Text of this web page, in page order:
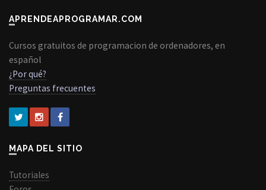
APRENDEAPROGRAMAR.COM
Cursos gratuitos de programacion de ordenadores, en
español
¿Por qué?
Preguntas frecuentes
MAPA DEL SITIO
Tutoriales